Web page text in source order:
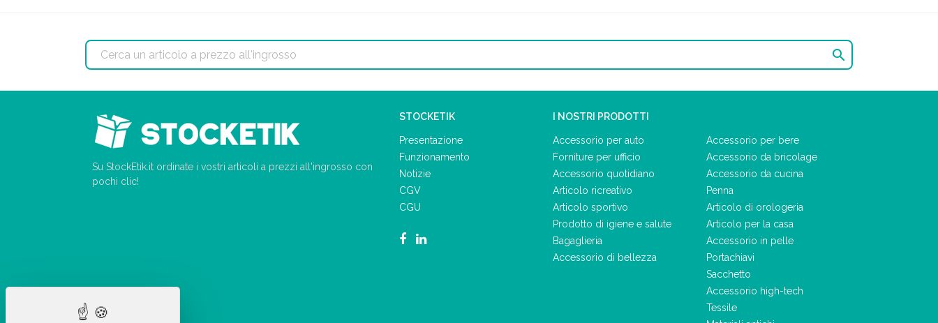

Su StockEtik.it ordinate i vostri articoli a prezzi all'ingrosso con
pochi clic!
STOCKETIK
Presentazione
Funzionamento
Notizie
CGV
CGU
I NOSTRI PRODOTTI
Accessorio per auto
Forniture per ufficio
Accessorio quotidiano
Articolo ricreativo
Articolo sportivo
Prodotto di igiene e salute
Bagaglieria
Accessorio di bellezza
Accessorio per bere
Accessorio da bricolage
Accessorio da cucina
Penna
Articolo di orologeria
Articolo per la casa
Accessorio in pelle
Portachiavi
Sacchetto
Accessorio high-tech
Tessile